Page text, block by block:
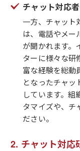
チャット対応
一方、チャット
は、電話やメー
が聞かれます。
ターに様々な研
富な経験を総動
となったチャッ
しています。組
タマイズや、チ
ださい。
チャット対応